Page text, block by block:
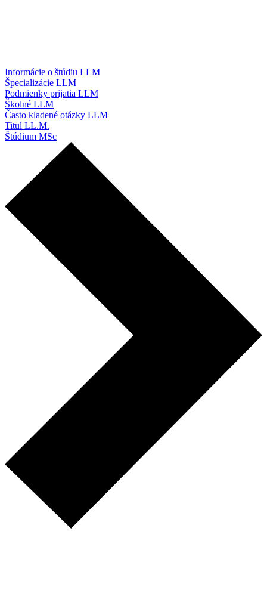
Informácie o štúdiu LLM
Špecializácie LLM
Podmienky prijatia LLM
Školné LLM
Často kladené otázky LLM
Titul LL.M.
Štúdium MSc